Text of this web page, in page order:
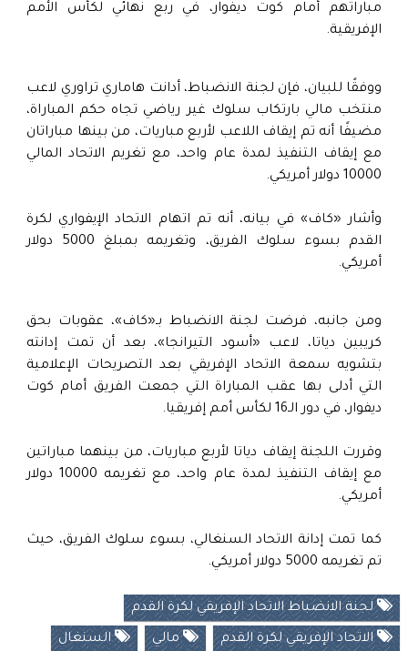
مباراتهم أمام كوت ديفوار، في ربع نهائي لكأس الأمم
الإفريقية.
ووفقًا للبيان، فإن لجنة الانضباط، أدانت هاماري تراوري لاعب
منتخب مالي بارتكاب سلوك غير رياضي تجاه حكم المباراة،
مضيفًا أنه تم إيقاف اللاعب لأربع مباريات، من بينها مباراتان
مع إيقاف التنفيذ لمدة عام واحد، مع تغريم الاتحاد المالي
10000 دولار أمريكي.
وأشار «كاف» في بيانه، أنه تم اتهام الاتحاد الإيفواري لكرة
القدم بسوء سلوك الفريق، وتغريمه بمبلغ 5000 دولار
أمريكي.
ومن جانبه، فرضت لجنة الانضباط بـ«كاف»، عقوبات بحق
كريبين دياتا، لاعب «أسود التيرانجا»، بعد أن تمت إدانته
بتشويه سمعة الاتحاد الإفريقي بعد التصريحات الإعلامية
التي أدلى بها عقب المباراة التي جمعت الفريق أمام كوت
ديفوار، في دور الـ16 لكأس أمم إفريقيا.
وقررت اللجنة إيقاف دياتا لأربع مباريات، من بينهما مباراتين
مع إيقاف التنفيذ لمدة عام واحد، مع تغريمه 10000 دولار
أمريكي.
كما تمت إدانة الاتحاد السنغالي، بسوء سلوك الفريق، حيث
تم تغريمه 5000 دولار أمريكي.
لجنة الانضباط الاتحاد الإفريقي لكرة القدم
الاتحاد الإفريقي لكرة القدم مالي السنغال